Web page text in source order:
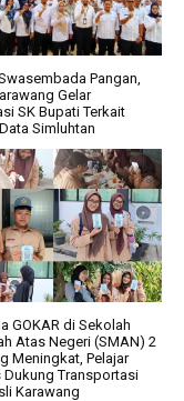
Pangan,
Gelar
SK Bupati Terkait
Simluhtan
GOKAR di Sekolah
Atas Negeri (SMAN) 2
Meningkat, Pelajar
Dukung Transportasi
Karawang